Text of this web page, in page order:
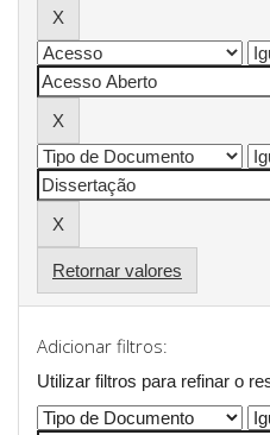
Retornar valores
Adicionar filtros:
Utilizar filtros para refinar o